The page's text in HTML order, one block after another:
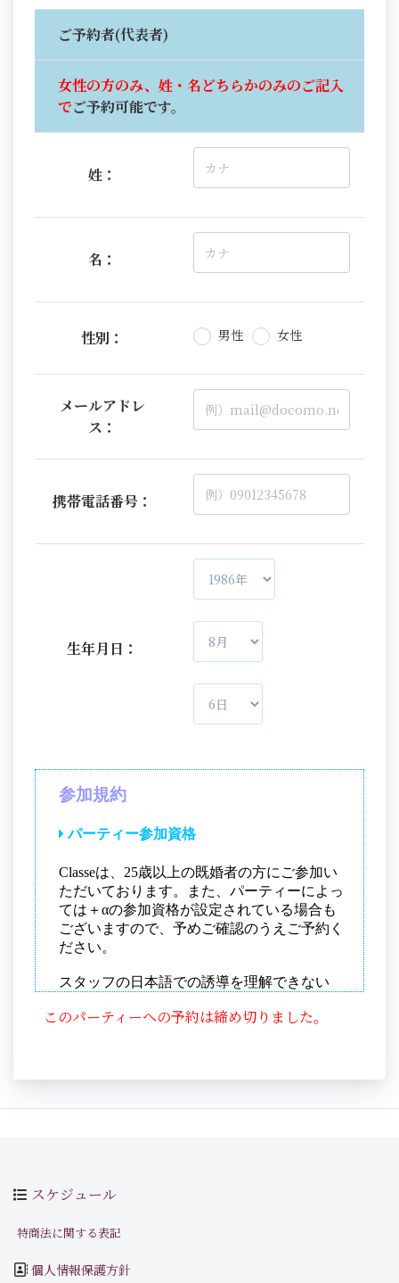
ご予約者(代表者)
女性の方のみ、姓・名どちらかのみのご記入
でご予約可能です。
姓：
名：
性別： 男性 女性
メールアドレ
ス：
携帯電話番号：
生年月日：
このパーティーへの予約は締め切りました。
スケジュール
特商法に関する表記
個人情報保護方針